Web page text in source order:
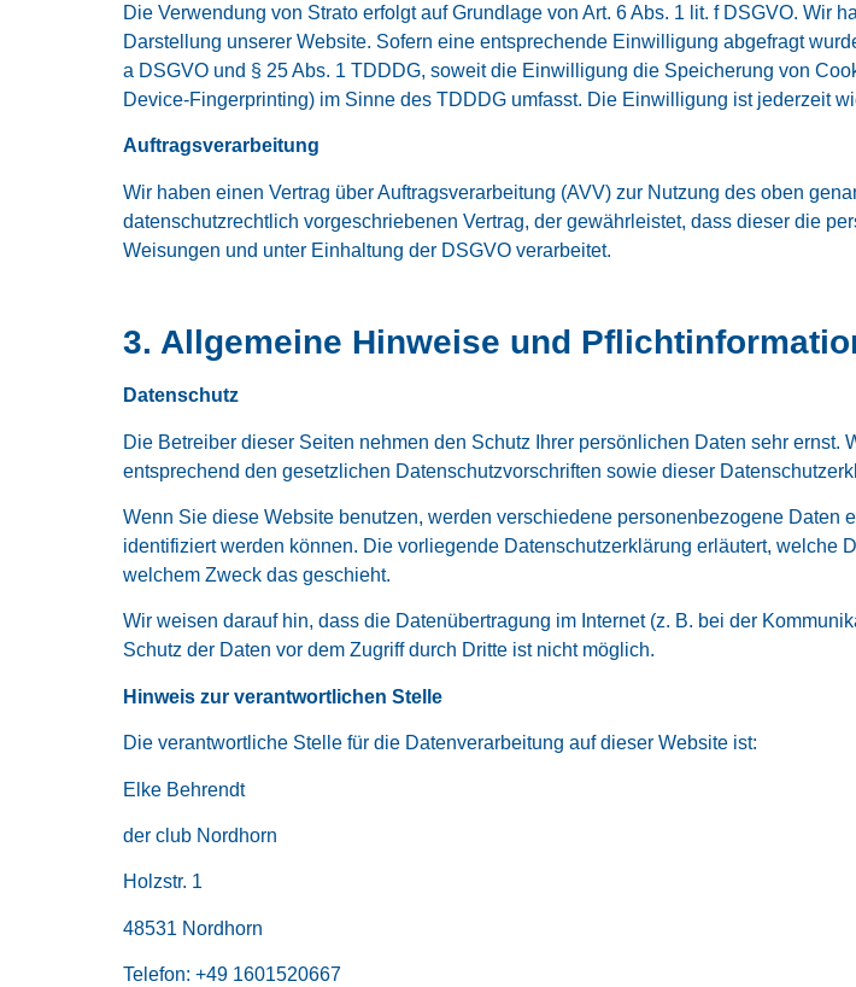
Die Verwendung von Strato erfolgt auf Grundlage von Art. 6 Abs. 1 lit. f DSGVO. Wir
Darstellung unserer Website. Sofern eine entsprechende Einwilligung abgefragt
a DSGVO und § 25 Abs. 1 TDDDG, soweit die Einwilligung die Speicherung von
Device-Fingerprinting) im Sinne des TDDDG umfasst. Die Einwilligung ist jederzeit
Auftragsverarbeitung
Wir haben einen Vertrag über Auftragsverarbeitung (AVV) zur Nutzung des oben
datenschutzrechtlich vorgeschriebenen Vertrag, der gewährleistet, dass dieser die
Weisungen und unter Einhaltung der DSGVO verarbeitet.
3. Allgemeine Hinweise und
Datenschutz
Die Betreiber dieser Seiten nehmen den Schutz Ihrer persönlichen Daten sehr
entsprechend den gesetzlichen Datenschutzvorschriften sowie dieser
Wenn Sie diese Website benutzen, werden verschiedene personenbezogene
identifiziert werden können. Die vorliegende Datenschutzerklärung erläutert, welche
welchem Zweck das geschieht.
Wir weisen darauf hin, dass die Datenübertragung im Internet (z. B. bei der
Schutz der Daten vor dem Zugriff durch Dritte ist nicht möglich.
Hinweis zur verantwortlichen Stelle
Die verantwortliche Stelle für die Datenverarbeitung auf dieser Website ist:
Elke Behrendt
der club Nordhorn
Holzstr. 1
48531 Nordhorn
Telefon: +49 1601520667